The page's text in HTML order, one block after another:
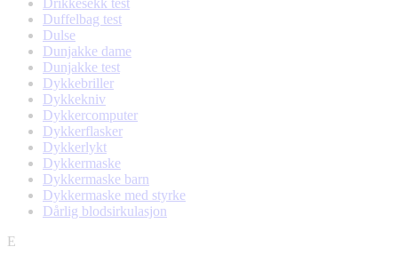
Drikkesekk test
Duffelbag test
Dulse
Dunjakke dame
Dunjakke test
Dykkebriller
Dykkekniv
Dykkercomputer
Dykkerflasker
Dykkerlykt
Dykkermaske
Dykkermaske barn
Dykkermaske med styrke
Dårlig blodsirkulasjon
E